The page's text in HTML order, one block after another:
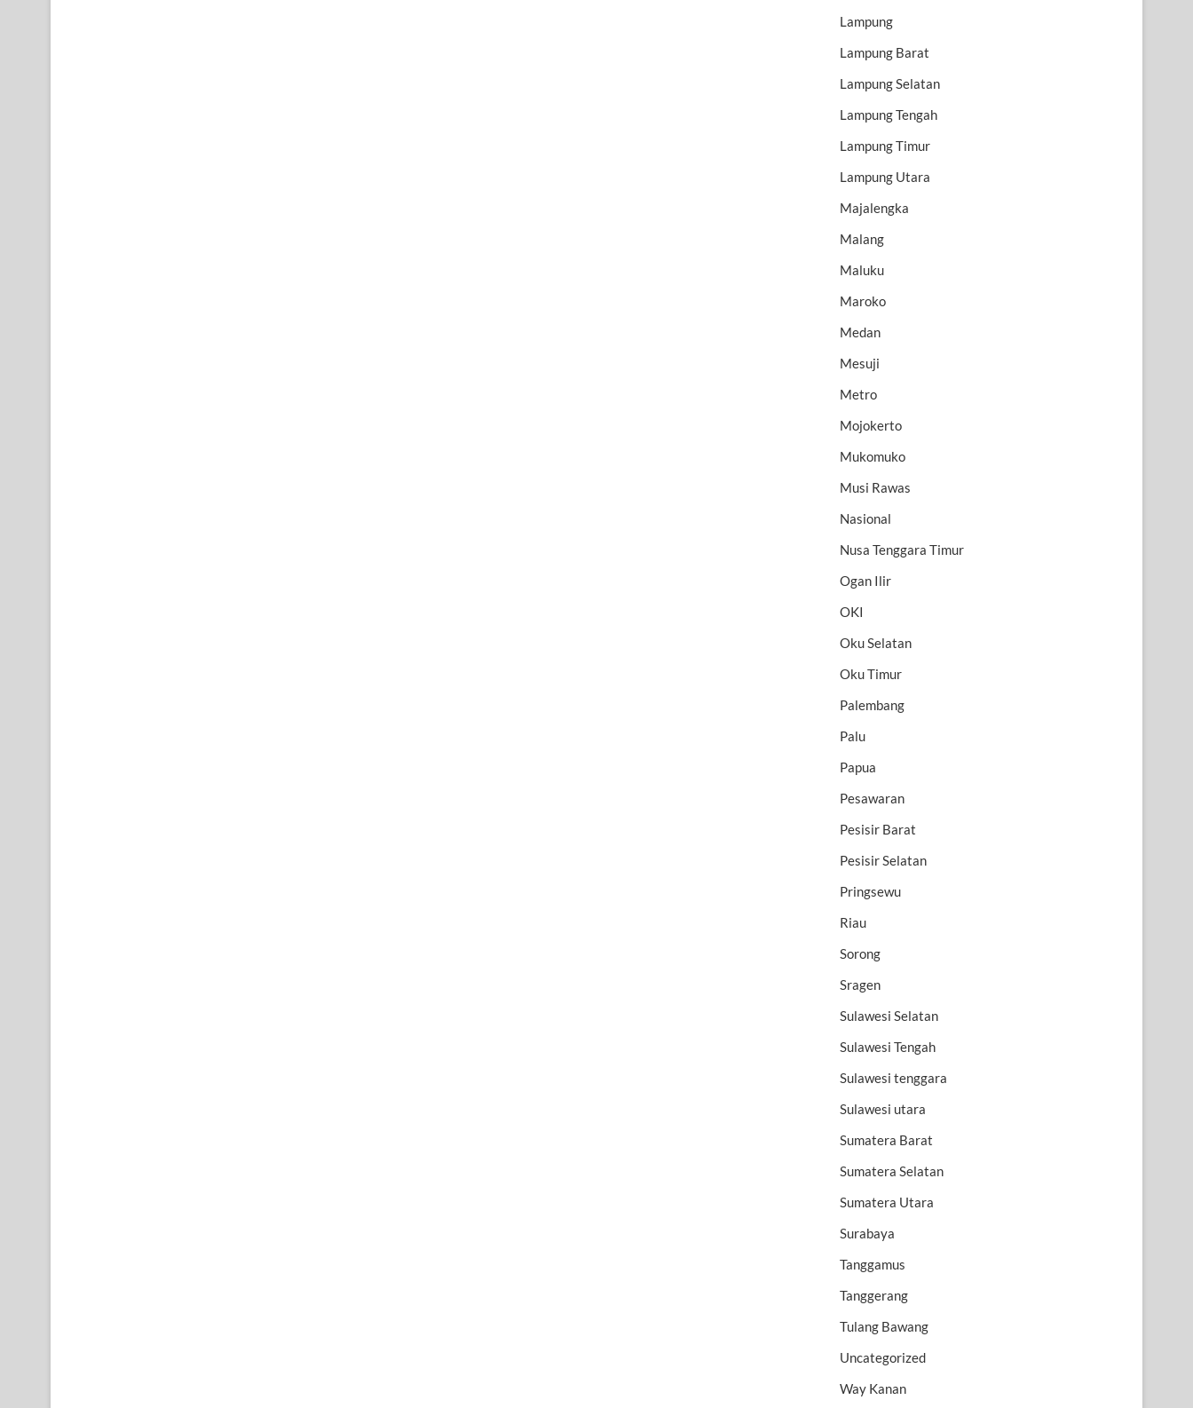
Lampung
Lampung Barat
Lampung Selatan
Lampung Tengah
Lampung Timur
Lampung Utara
Majalengka
Malang
Maluku
Maroko
Medan
Mesuji
Metro
Mojokerto
Mukomuko
Musi Rawas
Nasional
Nusa Tenggara Timur
Ogan Ilir
OKI
Oku Selatan
Oku Timur
Palembang
Palu
Papua
Pesawaran
Pesisir Barat
Pesisir Selatan
Pringsewu
Riau
Sorong
Sragen
Sulawesi Selatan
Sulawesi Tengah
Sulawesi tenggara
Sulawesi utara
Sumatera Barat
Sumatera Selatan
Sumatera Utara
Surabaya
Tanggamus
Tanggerang
Tulang Bawang
Uncategorized
Way Kanan